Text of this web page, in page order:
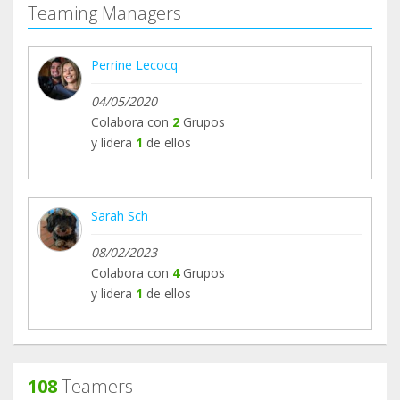
Teaming Managers
Perrine Lecocq
04/05/2020
Colabora con 2 Grupos
y lidera 1 de ellos
Sarah Sch
08/02/2023
Colabora con 4Grupos
y lidera 1 de ellos
108Teamers